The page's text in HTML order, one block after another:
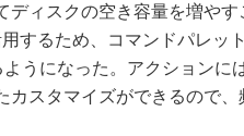
ディスクの空き容量を増やす
するため、コマンドパレッ
うになった。アクションに
スタマイズができるので、